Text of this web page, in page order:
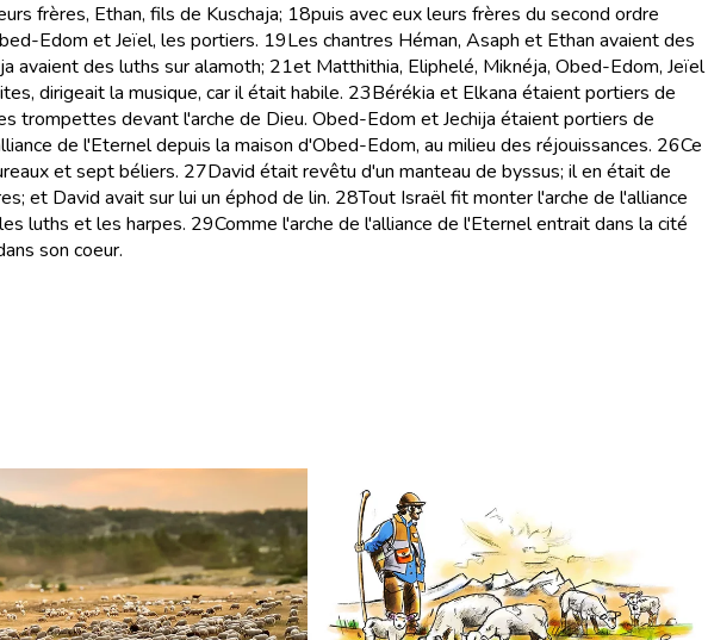
frères, Ethan, fils de Kuschaja; 18puis avec eux leurs frères du second ordre
Edom et Jeïel, les portiers. 19Les chantres Héman, Asaph et Ethan avaient des
avaient des luths sur alamoth; 21et Matthithia, Eliphelé, Miknéja, Obed-Edom, Jeïel
dirigeait la musique, car il était habile. 23Bérékia et Elkana étaient portiers de
trompettes devant l'arche de Dieu. Obed-Edom et Jechija étaient portiers de
de l'Eternel depuis la maison d'Obed-Edom, au milieu des réjouissances. 26Ce
et sept béliers. 27David était revêtu d'un manteau de byssus; il en était de
et David avait sur lui un éphod de lin. 28Tout Israël fit monter l'arche de l'alliance
luths et les harpes. 29Comme l'arche de l'alliance de l'Eternel entrait dans la cité
son coeur.